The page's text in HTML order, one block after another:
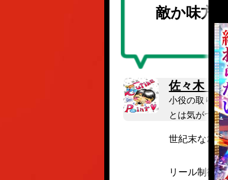
敵か味方
佐々木 真
小役の取りこ
とは気がつか
世紀末な
リール制御